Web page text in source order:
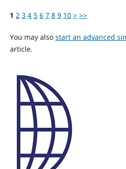
1 2 3 4 5 6 7 8 9 10 > >>
You may also start an advanced
article.